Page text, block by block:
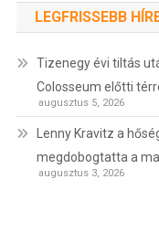
LEGFRISSEBB
Tizenegy évi tiltás
Colosseum előtti
augusztus 5, 2026
Lenny Kravitz a
megdobogtatta a
augusztus 3, 2026